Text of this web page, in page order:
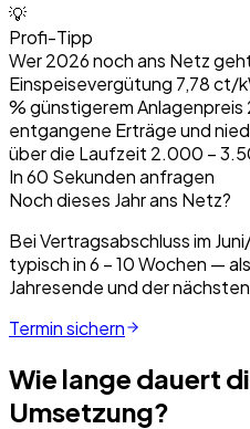
💡
Profi-Tipp
Wer 2026 noch ans Netz
Einspeisevergütung 7,78 ct/
% günstigerem
entgangene Erträge und
über die Laufzeit 2.000 –
In 60 Sekunden anfragen
Noch dieses Jahr ans Netz?
Bei Vertragsabschluss im
typisch in 6 – 10 Wochen —
Jahresende und der
Termin sichern
Wie lange dauert
Umsetzung?